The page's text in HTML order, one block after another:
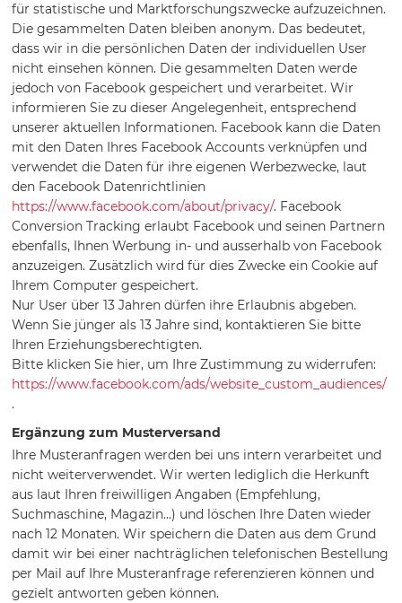
für statistische und Marktforschungszwecke aufzuzeichnen.
Die gesammelten Daten bleiben anonym. Das bedeutet,
dass wir in die persönlichen Daten der individuellen User
nicht einsehen können. Die gesammelten Daten werde
jedoch von Facebook gespeichert und verarbeitet. Wir
informieren Sie zu dieser Angelegenheit, entsprechend
unserer aktuellen Informationen. Facebook kann die Daten
mit den Daten Ihres Facebook Accounts verknüpfen und
verwendet die Daten für ihre eigenen Werbezwecke, laut
den Facebook Datenrichtlinien
https://www.facebook.com/about/privacy/. Facebook
Conversion Tracking erlaubt Facebook und seinen Partnern
ebenfalls, Ihnen Werbung in- und ausserhalb von Facebook
anzuzeigen. Zusätzlich wird für dies Zwecke ein Cookie auf
Ihrem Computer gespeichert.
Nur User über 13 Jahren dürfen ihre Erlaubnis abgeben.
Wenn Sie jünger als 13 Jahre sind, kontaktieren Sie bitte
Ihren Erziehungsberechtigten.
Bitte klicken Sie hier, um Ihre Zustimmung zu widerrufen:
https://www.facebook.com/ads/website_custom_audiences/
.
Ergänzung zum Musterversand
Ihre Musteranfragen werden bei uns intern verarbeitet und
nicht weiterverwendet. Wir werten lediglich die Herkunft
aus laut Ihren freiwilligen Angaben (Empfehlung,
Suchmaschine, Magazin...) und löschen Ihre Daten wieder
nach 12 Monaten. Wir speichern die Daten aus dem Grund
damit wir bei einer nachträglichen telefonischen Bestellung
per Mail auf Ihre Musteranfrage referenzieren können und
gezielt antworten geben können.